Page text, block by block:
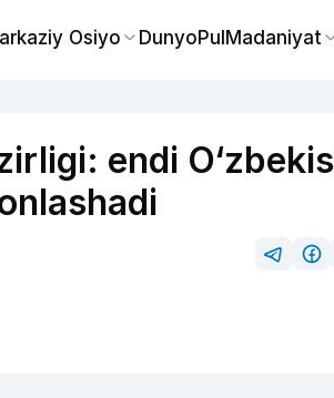
Osiyo DunyoPulMadaniyat
endi